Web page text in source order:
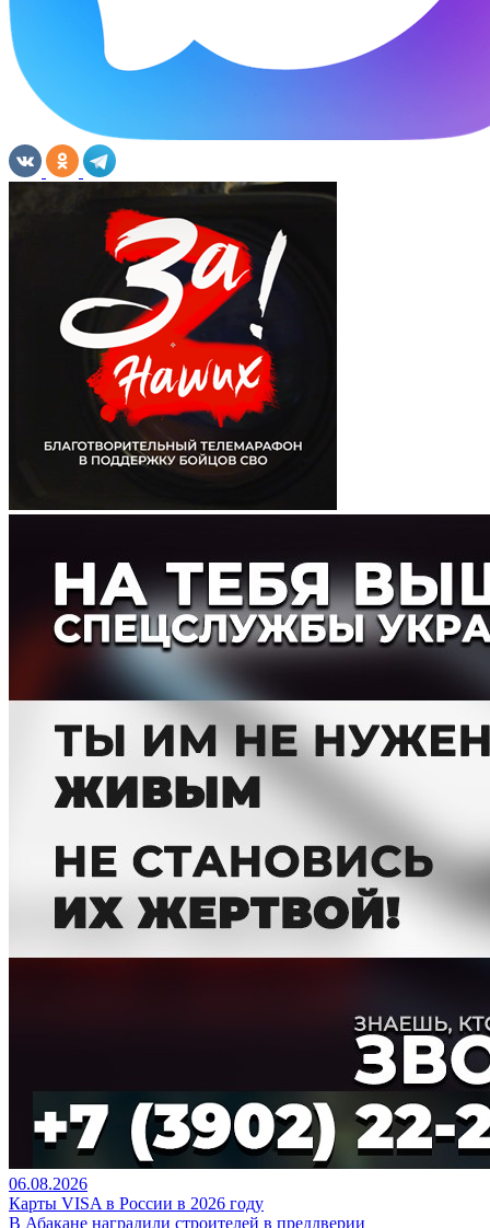
06.08.2026
Карты VISA в России в 2026 году
В Абакане наградили строителей в преддверии